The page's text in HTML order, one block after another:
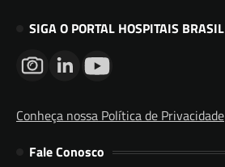
SIGA O PORTAL HOSPITAIS BRASIL
Conheça nossa Política de Privacidade
Fale Conosco